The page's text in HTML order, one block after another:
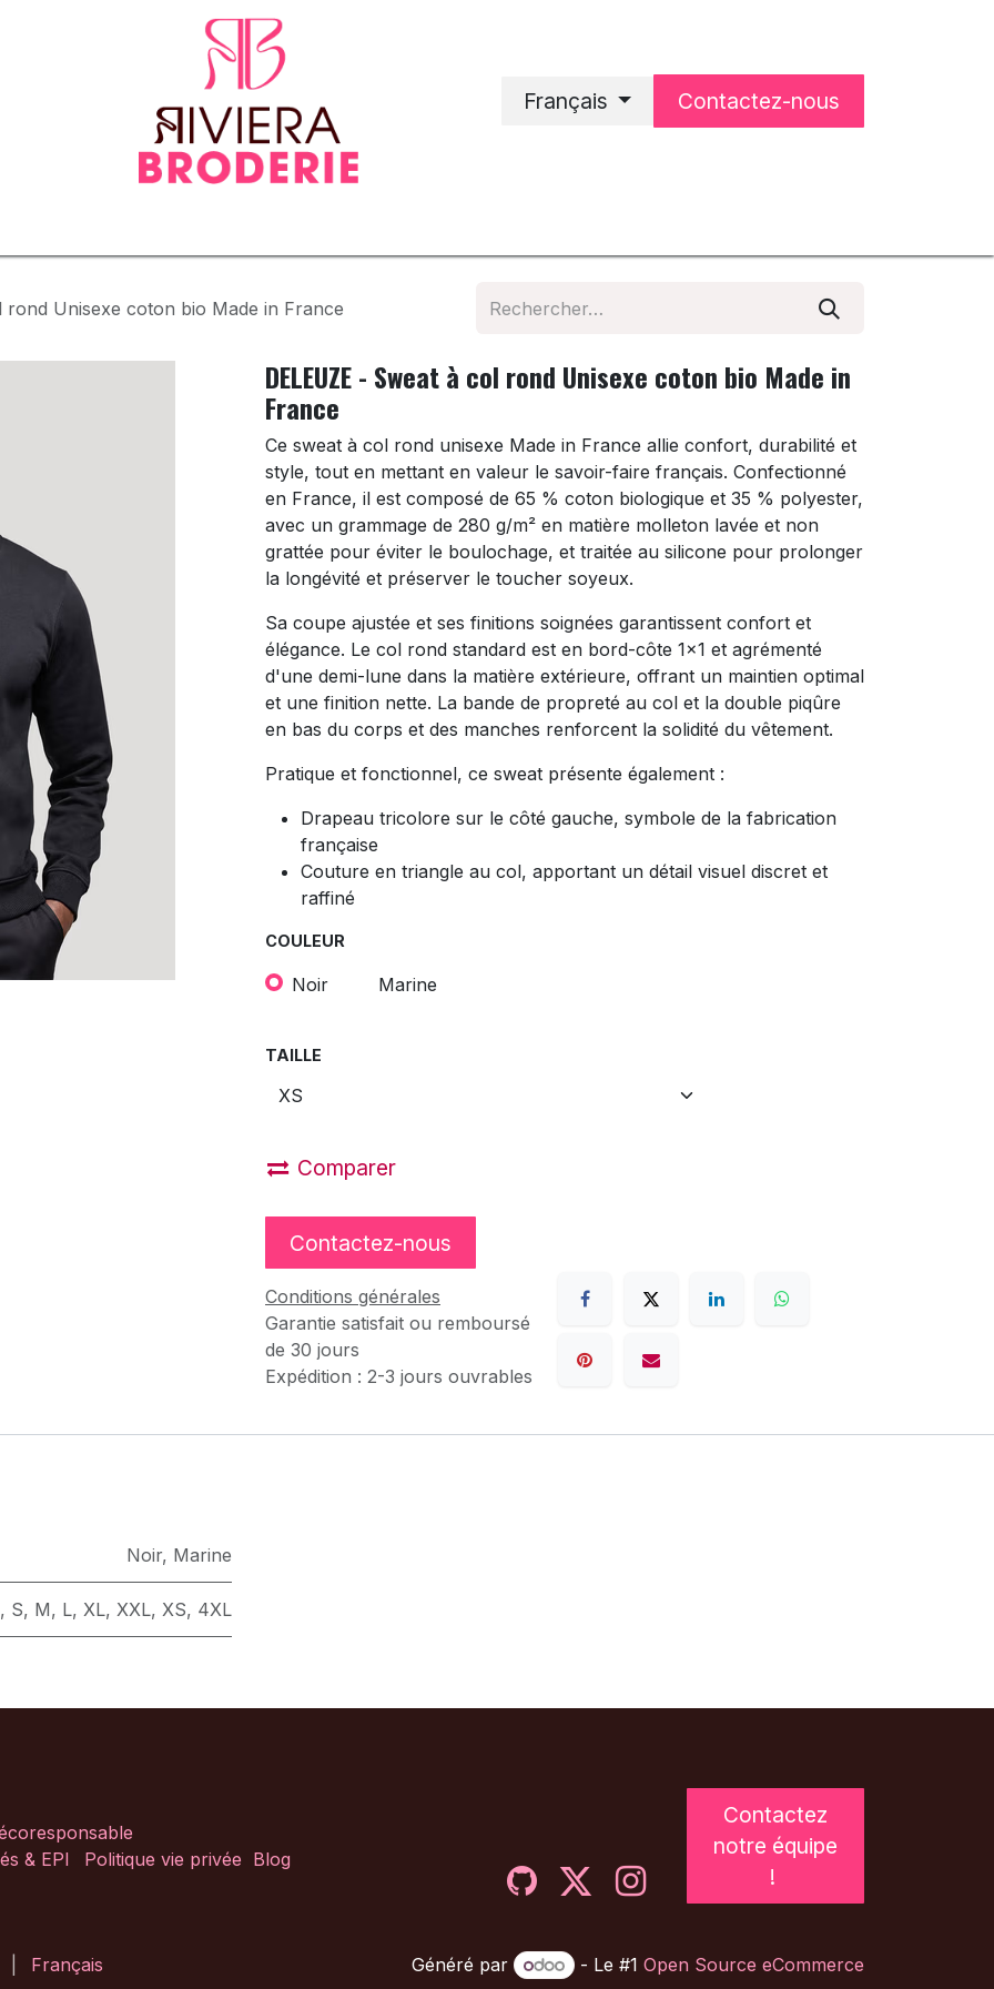
Français Contactez-nous
rond Unisexe coton bio Made in France
DELEUZE - Sweat à col rond Unisexe coton bio Made in
France
Ce sweat à col rond unisexe Made in France allie confort, durabilité et
style, tout en mettant en valeur le savoir-faire français. Confectionné
en France, il est composé de 65 % coton biologique et 35 % polyester,
avec un grammage de 280 g/m² en matière molleton lavée et non
grattée pour éviter le boulochage, et traitée au silicone pour prolonger
la longévité et préserver le toucher soyeux.
Sa coupe ajustée et ses finitions soignées garantissent confort et
élégance. Le col rond standard est en bord-côte 1x1 et agrémenté
d'une demi-lune dans la matière extérieure, offrant un maintien optimal
et une finition nette. La bande de propreté au col et la double piqûre
en bas du corps et des manches renforcent la solidité du vêtement.
Pratique et fonctionnel, ce sweat présente également :
Drapeau tricolore sur le côté gauche, symbole de la fabrication
française
Couture en triangle au col, apportant un détail visuel discret et
raffiné
COULEUR
Noir Marine
TAILLE
Comparer
Contactez-nous
Conditions générales
Garantie satisfait ou remboursé
de 30 jours
Expédition : 2-3 jours ouvrables
Noir, Marine
, S, M, L, XL, XXL, XS, 4XL
& EPI
Politique vie privée Blog
Contactez
notre équipe
!
Français Généré par - Le #1 Open Source eCommerce